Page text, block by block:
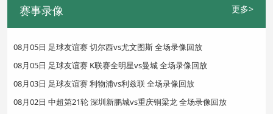
赛事录像 更多>
08月05日 足球友谊赛 切尔西vs尤文图斯 全场录像回放
08月05日 足球友谊赛 K联赛全明星vs曼城 全场录像回放
08月03日 足球友谊赛 利物浦vs利兹联 全场录像回放
08月02日 中超第21轮 深圳新鹏城vs重庆铜梁龙 全场录像回放